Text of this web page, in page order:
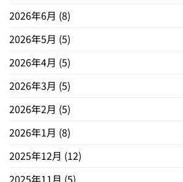
2026年6月 (8)
2026年5月 (5)
2026年4月 (5)
2026年3月 (5)
2026年2月 (5)
2026年1月 (8)
2025年12月 (12)
2025年11月 (5)